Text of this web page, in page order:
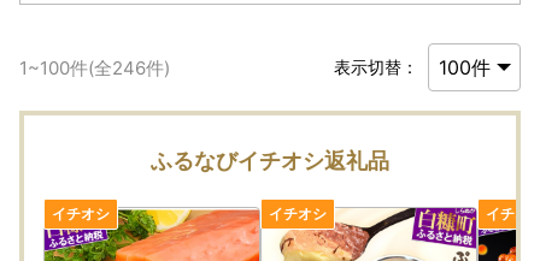
配送期日は、あくまで目安です。
同日にお申込いただいた場合でも、発送の準備の状況によ
り、別々に配送される場合がございます。
梱包破損の状態で届いた場合は、配送業者までご連絡くださ
い。
1~100件(全246件) 表示切替：
ふるなびイチオシ返礼品